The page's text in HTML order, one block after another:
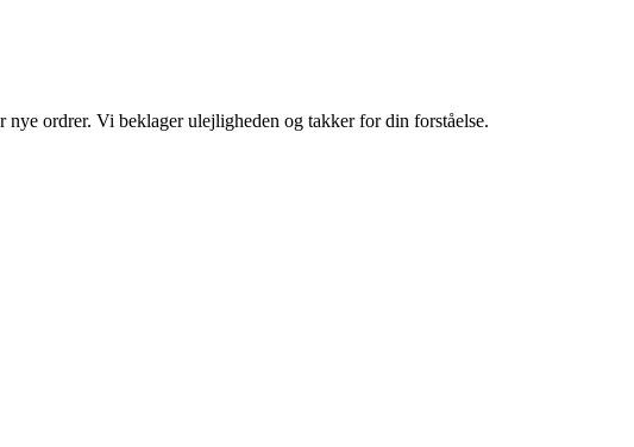
ordrer. Vi beklager ulejligheden og takker for din forståelse.